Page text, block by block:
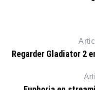
Regarder Gladiator 2